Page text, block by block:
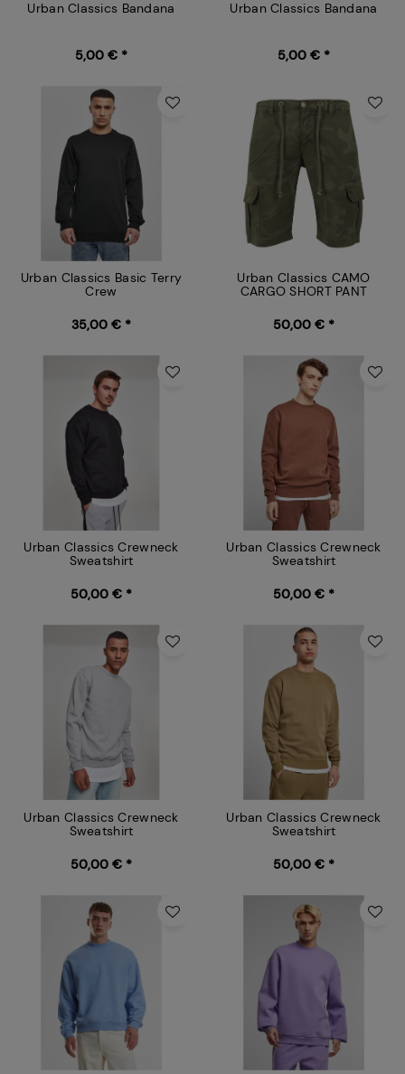
Urban Classics Bandana
5,00 € *
Urban Classics Bandana
5,00 € *
Urban Classics Basic Terry
Crew
35,00 € *
Urban Classics CAMO
CARGO SHORT PANT
50,00 € *
Urban Classics Crewneck
Sweatshirt
50,00 € *
Urban Classics Crewneck
Sweatshirt
50,00 € *
Urban Classics Crewneck
Sweatshirt
50,00 € *
Urban Classics Crewneck
Sweatshirt
50,00 € *